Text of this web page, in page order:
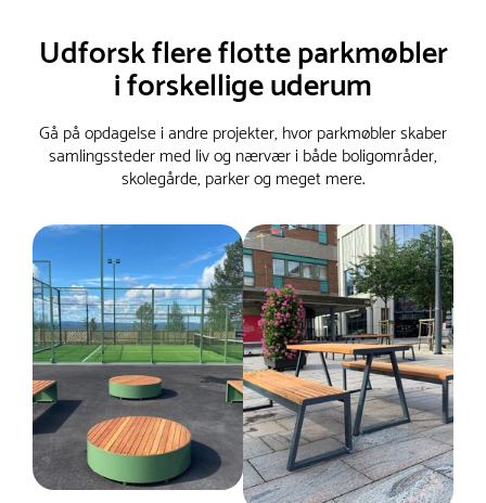
Udforsk flere flotte parkmøbler
i forskellige uderum
Gå på opdagelse i andre projekter, hvor parkmøbler skaber
samlingssteder med liv og nærvær i både boligområder,
skolegårde, parker og meget mere.